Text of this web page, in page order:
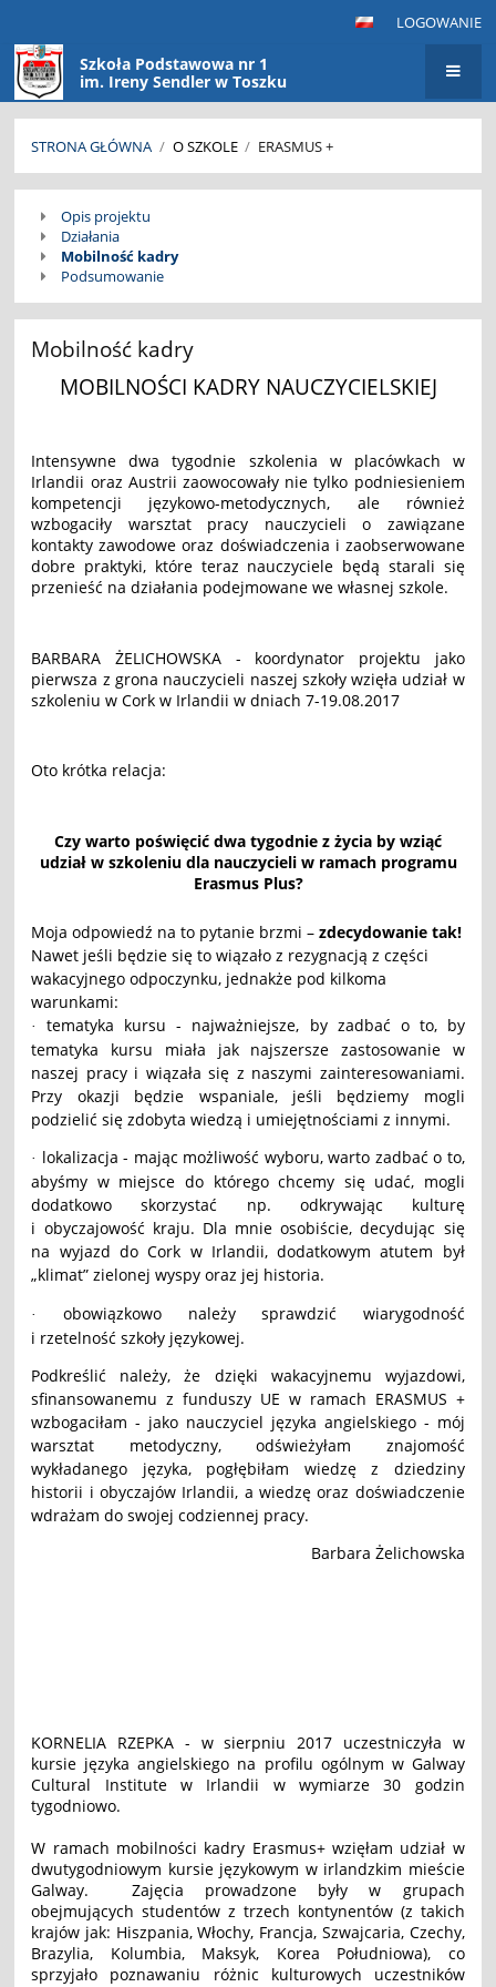
LOGOWANIE
Szkoła Podstawowa nr 1
im. Ireny Sendler w Toszku
STRONA GŁÓWNA / O SZKOLE / ERASMUS +
ErasmusOpis projektu
Działania
Mobilność kadry
Podsumowanie
Mobilność kadry
MOBILNOŚCI KADRY NAUCZYCIELSKIEJ
Intensywne dwa tygodnie szkolenia w placówkach w
Irlandii oraz Austrii zaowocowały nie tylko podniesieniem
kompetencji językowo-metodycznych, ale również
wzbogaciły warsztat pracy nauczycieli o zawiązane
kontakty zawodowe oraz doświadczenia i zaobserwowane
dobre praktyki, które teraz nauczyciele będą starali się
przenieść na działania podejmowane we własnej szkole.
BARBARA ŻELICHOWSKA - koordynator projektu jako
pierwsza z grona nauczycieli naszej szkoły wzięła udział w
szkoleniu w Cork w Irlandii w dniach 7-19.08.2017
Oto krótka relacja:
Czy warto poświęcić dwa tygodnie z życia by wziąć
udział w szkoleniu dla nauczycieli w ramach programu
Erasmus Plus?
Moja odpowiedź na to pytanie brzmi –zdecydowanie tak!
Nawet jeśli będzie się to wiązało z rezygnacją z części
wakacyjnego odpoczynku, jednakże pod kilkoma
warunkami:
·tematyka kursu - najważniejsze, by zadbać o to, by
tematyka kursu miała jak najszersze zastosowanie w
naszej pracy i wiązała się z naszymi zainteresowaniami.
Przy okazji będzie wspaniale, jeśli będziemy mogli
podzielić się zdobyta wiedzą i umiejętnościami z innymi.
· lokalizacja - mając możliwość wyboru, warto zadbać o to,
abyśmy w miejsce do którego chcemy się udać, mogli
dodatkowo skorzystać np. odkrywając kulturę
i obyczajowość kraju. Dla mnie osobiście, decydując się
na wyjazd do Cork w Irlandii, dodatkowym atutem był
„klimat” zielonej wyspy oraz jej historia.
· obowiązkowo należy sprawdzić wiarygodność
i rzetelność szkoły językowej.
Podkreślić należy, że dzięki wakacyjnemu wyjazdowi,
sfinansowanemu z funduszy UE w ramach ERASMUS +
wzbogaciłam - jako nauczyciel języka angielskiego - mój
warsztat metodyczny, odświeżyłam znajomość
wykładanego języka, pogłębiłam wiedzę z dziedziny
historii i obyczajów Irlandii, a wiedzę oraz doświadczenie
wdrażam do swojej codziennej pracy.
Barbara Żelichowska
KORNELIA RZEPKA - w sierpniu 2017 uczestniczyła w
kursie języka angielskiego na profilu ogólnym w Galway
Cultural Institute w Irlandii w wymiarze 30 godzin
tygodniowo.
W ramach mobilności kadry Erasmus+ wzięłam udział w
dwutygodniowym kursie językowym w irlandzkim mieście
Galway. Zajęcia prowadzone były w grupach
obejmujących studentów z trzech kontynentów (z takich
krajów jak: Hiszpania, Włochy, Francja, Szwajcaria, Czechy,
Brazylia, Kolumbia, Maksyk, Korea Południowa), co
sprzyjało poznawaniu różnic kulturowych uczestników